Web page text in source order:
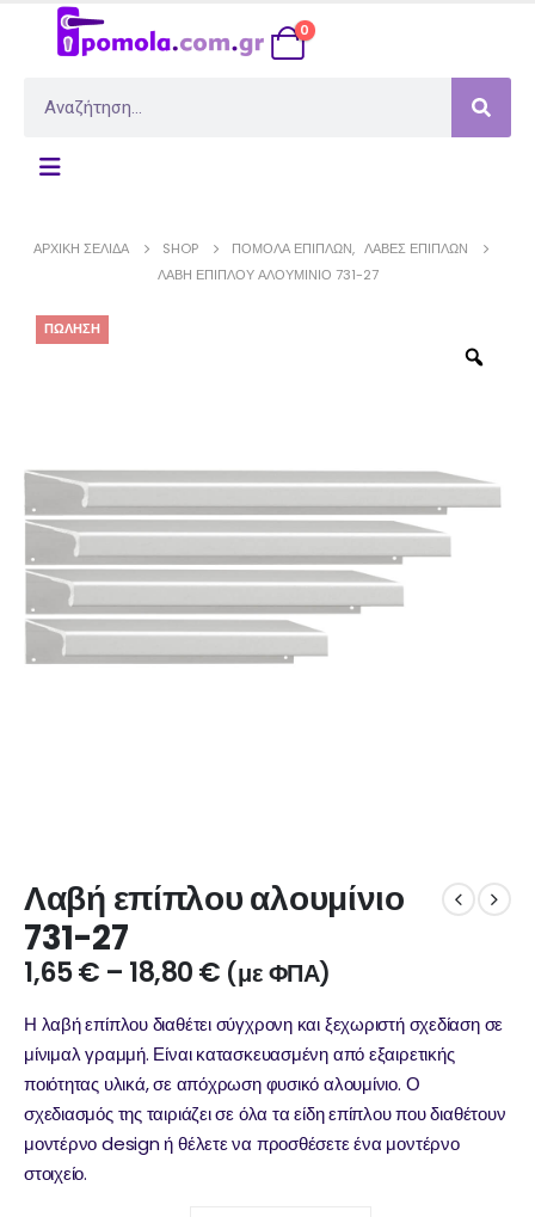
0
ΑΡΧΙΚΉ ΣΕΛΊΔΑ SHOP ΠΌΜΟΛΑ ΕΠΊΠΛΩΝ, ΛΑΒΈΣ ΕΠΊΠΛΩΝ
ΛΑΒΉ ΕΠΊΠΛΟΥ ΑΛΟΥΜΊΝΙΟ 731-27
ΠΏΛΗΣΗ
Λαβή επίπλου αλουμίνιο
731-27
1,65€ – 18,80€ (με ΦΠΑ)
Η λαβή επίπλου διαθέτει σύγχρονη και ξεχωριστή σχεδίαση σε
μίνιμαλ γραμμή. Είναι κατασκευασμένη από εξαιρετικής
ποιότητας υλικά, σε απόχρωση φυσικό αλουμίνιο. Ο
σχεδιασμός της ταιριάζει σε όλα τα είδη επίπλου που διαθέτουν
μοντέρνο design ή θέλετε να προσθέσετε ένα μοντέρνο
στοιχείο.